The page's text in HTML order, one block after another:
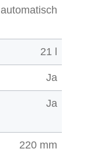
automatisch
21 l
Ja
Ja
220 mm